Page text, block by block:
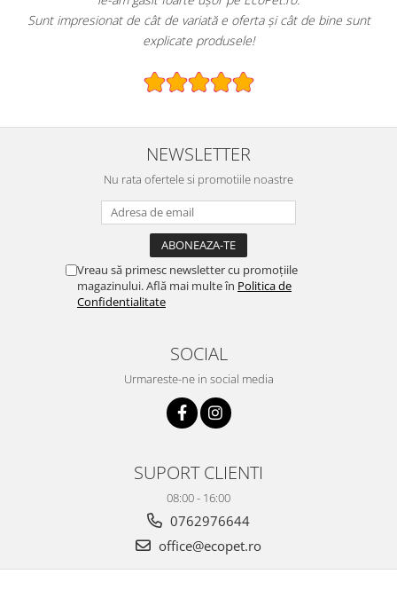
Sunt impresionat de cât de variată e oferta și cât de bine sunt
explicate produsele!
NEWSLETTER
Nu rata ofertele si promotiile noastre
Vreau să primesc newsletter cu promoțiile
magazinului. Află mai multe în Politica de
Confidentialitate
SOCIAL
Urmareste-ne in social media
SUPORT CLIENTI
08:00 - 16:00
0762976644
office@ecopet.ro